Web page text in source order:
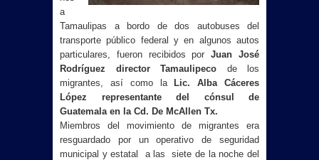
a
Tamaulipas a bordo de dos autobuses del
transporte público federal y en algunos autos
particulares, fueron recibidos porJuan José
Rodríguez director Tamaulipeco de los
migrantes, así como la
Lic. Alba Cáceres
López representante del cónsul de
Guatemala en la Cd. De McAllen Tx.
Miembros del movimiento de migrantes era
resguardado por un operativo de seguridad
municipal y estatal a las siete de la noche del